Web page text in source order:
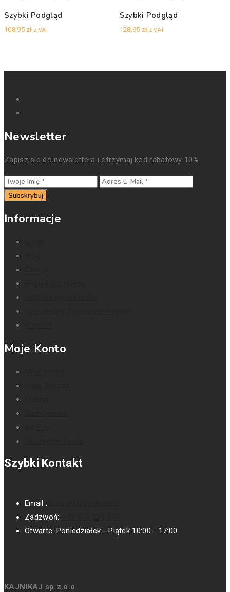
Szybki Podgląd
108,95 zł z VAT
Szybki Podgląd
128,95 zł z VAT
Newsletter
Zapisz sie do newslettera i otrzymaj kod rabatowy 10%
Subskrybuj
Informacje
Moje Konto
Szybki Kontakt
Email :
Zadzwoń:
Otwarte: Poniedziałek - Piątek 10:00 - 17:00
KAJNIKAJ sp.z.o.o